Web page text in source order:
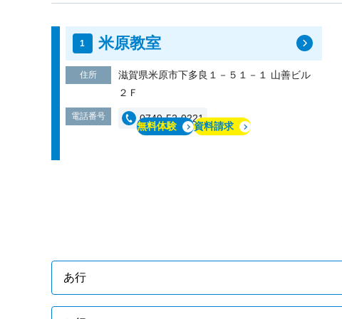
米原教室
住所
滋賀県米原市下多良１－５１－１ 山善ビル
２Ｆ
電話番号 0749-52-0221
無料体験 資料請求
あ行